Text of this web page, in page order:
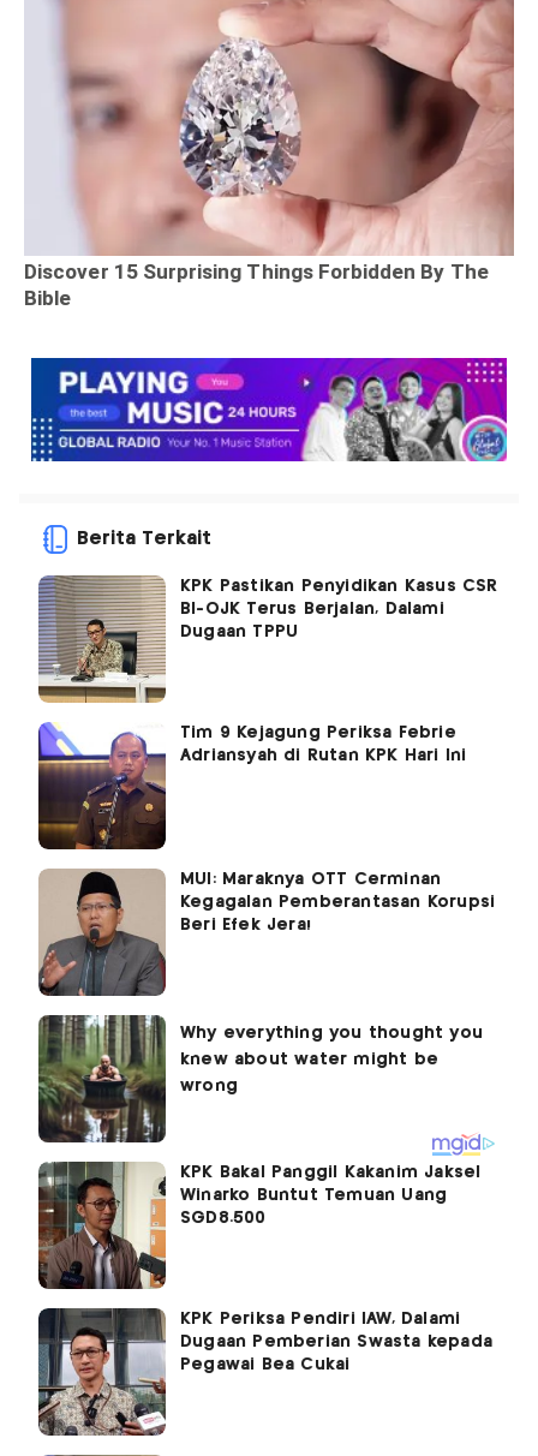
Berita Terkait
KPK Pastikan Penyidikan Kasus CSR
BI-OJK Terus Berjalan, Dalami
Dugaan TPPU
Tim 9 Kejagung Periksa Febrie
Adriansyah di Rutan KPK Hari Ini
MUI: Maraknya OTT Cerminan
Kegagalan Pemberantasan Korupsi
Beri Efek Jera!
KPK Bakal Panggil Kakanim Jaksel
Winarko Buntut Temuan Uang
SGD8.500
KPK Periksa Pendiri IAW, Dalami
Dugaan Pemberian Swasta kepada
Pegawai Bea Cukai